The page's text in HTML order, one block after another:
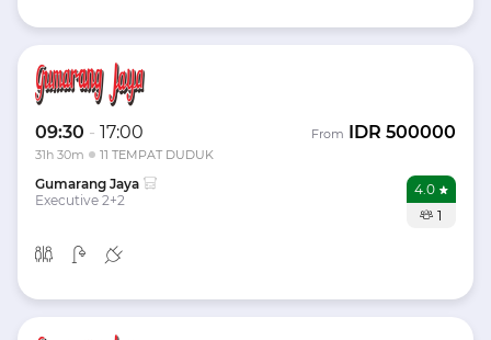
09:30 - 17:00
31h 30m 11 TEMPAT DUDUK
From IDR 500000
Gumarang Jaya
Executive 2+2
4.0
1